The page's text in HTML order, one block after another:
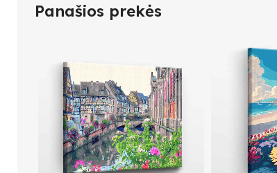
Panašios prekės